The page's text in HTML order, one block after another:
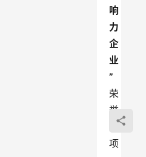
响
力
企
业
”
荣
誉
项